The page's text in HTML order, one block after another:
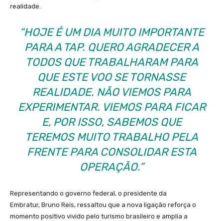
realidade.
“HOJE É UM DIA MUITO IMPORTANTE
PARA A TAP. QUERO AGRADECER A
TODOS QUE TRABALHARAM PARA
QUE ESTE VOO SE TORNASSE
REALIDADE. NÃO VIEMOS PARA
EXPERIMENTAR. VIEMOS PARA FICAR
E, POR ISSO, SABEMOS QUE
TEREMOS MUITO TRABALHO PELA
FRENTE PARA CONSOLIDAR ESTA
OPERAÇÃO.”
Representando o governo federal, o presidente da
Embratur, Bruno Reis, ressaltou que a nova ligação reforça o
momento positivo vivido pelo turismo brasileiro e amplia a